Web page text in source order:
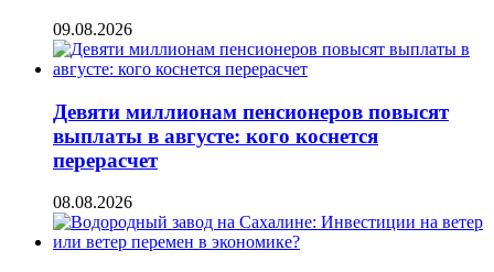
09.08.2026
Девяти миллионам пенсионеров повысят
выплаты в августе: кого коснется
перерасчет
08.08.2026